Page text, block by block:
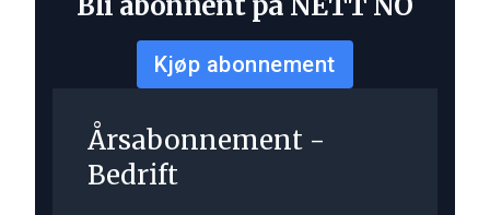
Kjøp abonnement
Årsabonnement -
Bedrift